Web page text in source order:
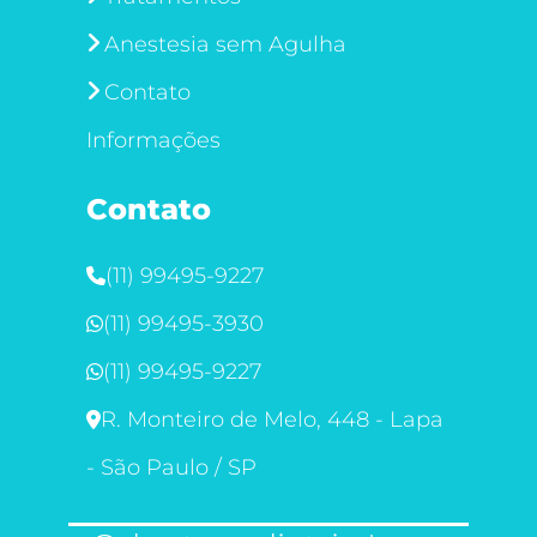
Anestesia sem Agulha
Contato
Informações
Contato
(11) 99495-9227
(11) 99495-3930
(11) 99495-9227
R. Monteiro de Melo, 448 - Lapa
- São Paulo / SP